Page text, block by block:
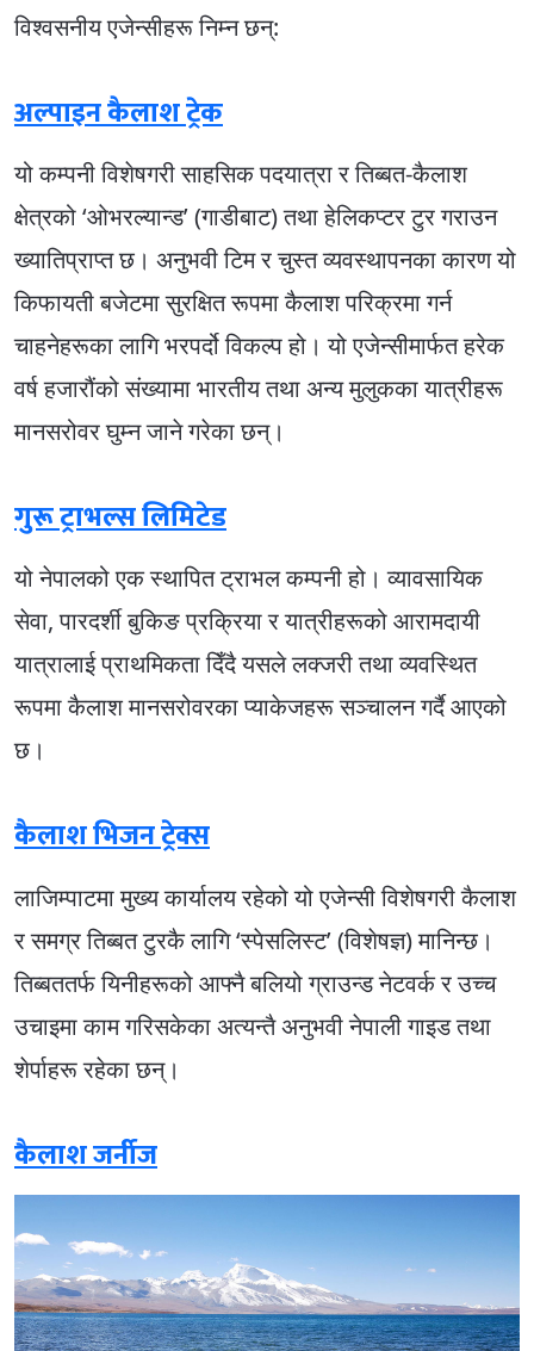
विश्वसनीय एजेन्सीहरू निम्न छन्:
अल्पाइन कैलाश ट्रेक
यो कम्पनी विशेषगरी साहसिक पदयात्रा र तिब्बत-कैलाश
क्षेत्रको ‘ओभरल्यान्ड’ (गाडीबाट) तथा हेलिकप्टर टुर गराउन
ख्यातिप्राप्त छ। अनुभवी टिम र चुस्त व्यवस्थापनका कारण यो
किफायती बजेटमा सुरक्षित रूपमा कैलाश परिक्रमा गर्न
चाहनेहरूका लागि भरपर्दो विकल्प हो। यो एजेन्सीमार्फत हरेक
वर्ष हजारौंको संख्यामा भारतीय तथा अन्य मुलुकका यात्रीहरू
मानसरोवर घुम्न जाने गरेका छन्।
गुरू ट्राभल्स लिमिटेड
यो नेपालको एक स्थापित ट्राभल कम्पनी हो। व्यावसायिक
सेवा, पारदर्शी बुकिङ प्रक्रिया र यात्रीहरूको आरामदायी
यात्रालाई प्राथमिकता दिँदै यसले लक्जरी तथा व्यवस्थित
रूपमा कैलाश मानसरोवरका प्याकेजहरू सञ्चालन गर्दै आएको
छ।
कैलाश भिजन ट्रेक्स
लाजिम्पाटमा मुख्य कार्यालय रहेको यो एजेन्सी विशेषगरी कैलाश
र समग्र तिब्बत टुरकै लागि ‘स्पेसलिस्ट’ (विशेषज्ञ) मानिन्छ।
तिब्बततर्फ यिनीहरूको आफ्नै बलियो ग्राउन्ड नेटवर्क र उच्च
उचाइमा काम गरिसकेका अत्यन्तै अनुभवी नेपाली गाइड तथा
शेर्पाहरू रहेका छन्।
कैलाश जर्नीज